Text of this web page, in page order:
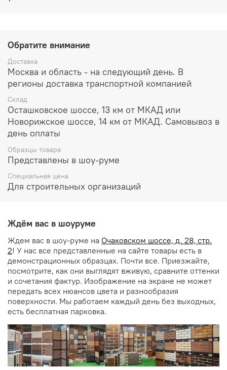
Обратите внимание
Доставка
Москва и область - на следующий день. В
регионы доставка транспортной компанией
Склад
Осташковское шоссе, 13 км от МКАД или
Новорижское шоссе, 14 км от МКАД. Самовывоз в
день оплаты
Образцы товара
Представлены в шоу-руме
Специальная цена
Для строительных организаций
Ждём вас в шоуруме
Ждем вас в шоу-руме на Очаковском шоссе, д. 28, стр.
2! У нас все представленные на сайте товары есть в
демонстрационных образцах. Почти все. Приезжайте,
посмотрите, как они выглядят вживую, сравните оттенки
и сочетания фактур. Изображение на экране не может
передать всех нюансов цвета и разнообразия
поверхности. Мы работаем каждый день без выходных,
есть бесплатная парковка.